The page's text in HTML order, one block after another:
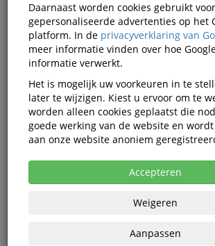
filter
Veiligheidsartikelen Hynex
Hynex
Hynex
Daarnaast worden cookies gebruikt voor
gepersonaliseerde advertenties op het
platform. In de privacyverklaring van
meer informatie vinden over hoe
informatie verwerkt.
Het is mogelijk uw voorkeuren in te
later te wijzigen. Kiest u ervoor om te
worden alleen cookies geplaatst die
goede werking van de website en
aan onze website anoniem
Accepteren
Weigeren
Aanpassen